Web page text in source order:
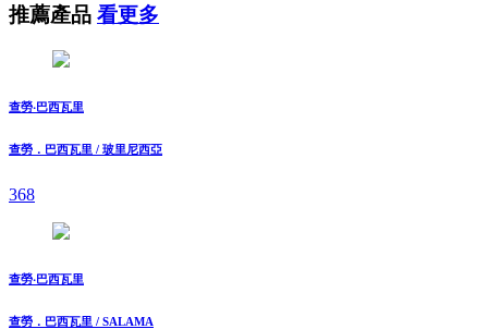
推薦產品 看更多
查勞‧巴西瓦里
查勞．巴西瓦里 / 玻里尼西亞
368
查勞‧巴西瓦里
查勞．巴西瓦里 / SALAMA